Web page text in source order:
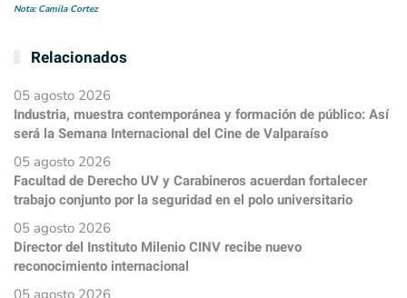
Nota: Camila Cortez
Relacionados
05 agosto 2026
Industria, muestra contemporánea y formación de público: Así
será la Semana Internacional del Cine de Valparaíso
05 agosto 2026
Facultad de Derecho UV y Carabineros acuerdan fortalecer
trabajo conjunto por la seguridad en el polo universitario
05 agosto 2026
Director del Instituto Milenio CINV recibe nuevo
reconocimiento internacional
05 agosto 2026